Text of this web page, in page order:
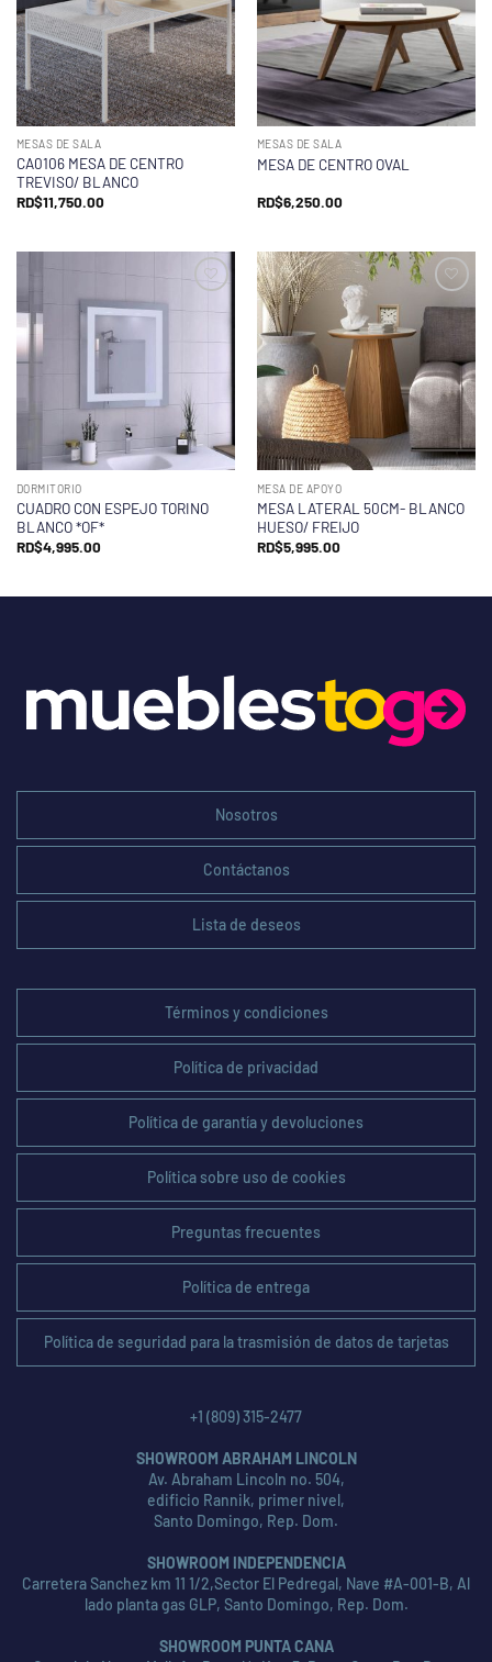
MESAS DE SALA
CA0106 MESA DE CENTRO
TREVISO/ BLANCO
RD$11,750.00
MESAS DE SALA
MESA DE CENTRO OVAL
RD$6,250.00
DORMITORIO
CUADRO CON ESPEJO TORINO
BLANCO *OF*
RD$4,995.00
MESA DE APOYO
MESA LATERAL 50CM- BLANCO
HUESO/ FREIJO
RD$5,995.00
Nosotros
Contáctanos
Lista de deseos
Términos y condiciones
Política de privacidad
Política de garantía y devoluciones
Política sobre uso de cookies
Preguntas frecuentes
Política de entrega
Política de seguridad para la trasmisión de datos de tarjetas
+1 (809) 315-2477
SHOWROOM ABRAHAM LINCOLN
Av. Abraham Lincoln no. 504,
edificio Rannik, primer nivel,
Santo Domingo, Rep. Dom.
SHOWROOM INDEPENDENCIA
Carretera Sanchez km 11 1/2,Sector El Pedregal, Nave #A-001-B, Al
lado planta gas GLP, Santo Domingo, Rep. Dom.
SHOWROOM PUNTA CANA